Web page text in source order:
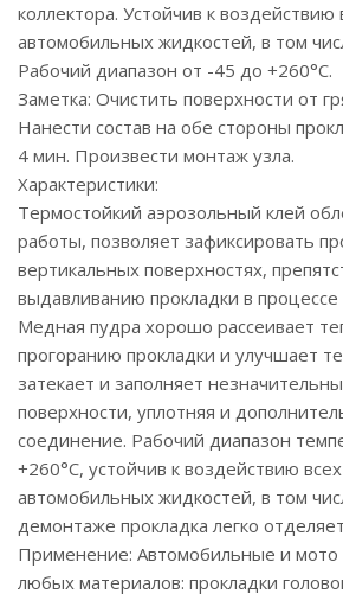
коллектора. Устойчив к воздействию
автомобильных жидкостей, в том
Рабочий диапазон от -45 до +260°С.
Заметка: Очистить поверхности от
Нанести состав на обе стороны
4 мин. Произвести монтаж узла.
Характеристики:
Термостойкий аэрозольный клей
работы, позволяет зафиксировать
вертикальных поверхностях,
выдавливанию прокладки в процессе
Медная пудра хорошо рассеивает
прогоранию прокладки и улучшает
затекает и заполняет
поверхности, уплотняя и
соединение. Рабочий диапазон
+260°С, устойчив к воздействию
автомобильных жидкостей, в том
демонтаже прокладка легко
Применение: Автомобильные и мото
любых материалов: прокладки